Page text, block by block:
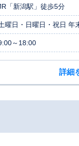
「新潟駅」徒歩5分
曜日・日曜日・祝日 年
～18:00
詳細